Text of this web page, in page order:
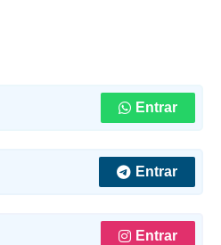
Entrar
Entrar
Entrar